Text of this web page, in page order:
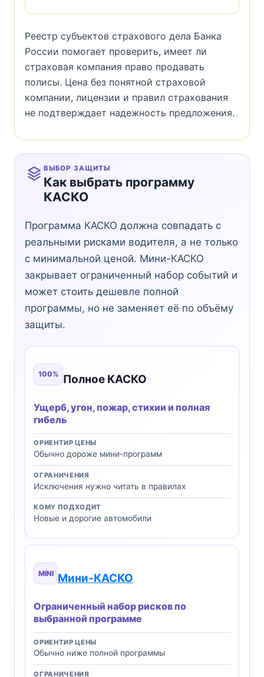
Реестр субъектов страхового дела Банка
России помогает проверить, имеет ли
страховая компания право продавать
полисы. Цена без понятной страховой
компании, лицензии и правил страхования
не подтверждает надежность предложения.
ВЫБОР ЗАЩИТЫ
Как выбрать программу
КАСКО
Программа КАСКО должна совпадать с
реальными рисками водителя, а не только
с минимальной ценой. Мини-КАСКО
закрывает ограниченный набор событий и
может стоить дешевле полной
программы, но не заменяет её по объёму
защиты.
100% Полное КАСКО
Ущерб, угон, пожар, стихии и полная
гибель
ОРИЕНТИР ЦЕНЫ
Обычно дороже мини-программ
ОГРАНИЧЕНИЯ
Исключения нужно читать в правилах
КОМУ ПОДХОДИТ
Новые и дорогие автомобили
MINI Мини-КАСКО
Ограниченный набор рисков по
выбранной программе
ОРИЕНТИР ЦЕНЫ
Обычно ниже полной программы
ОГРАНИЧЕНИЯ